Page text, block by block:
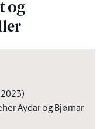
og
Aydar og Bjørnar